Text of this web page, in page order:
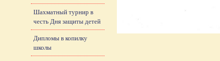
Шахматный турнир в
честь Дня защиты детей
Дипломы в копилку
школы